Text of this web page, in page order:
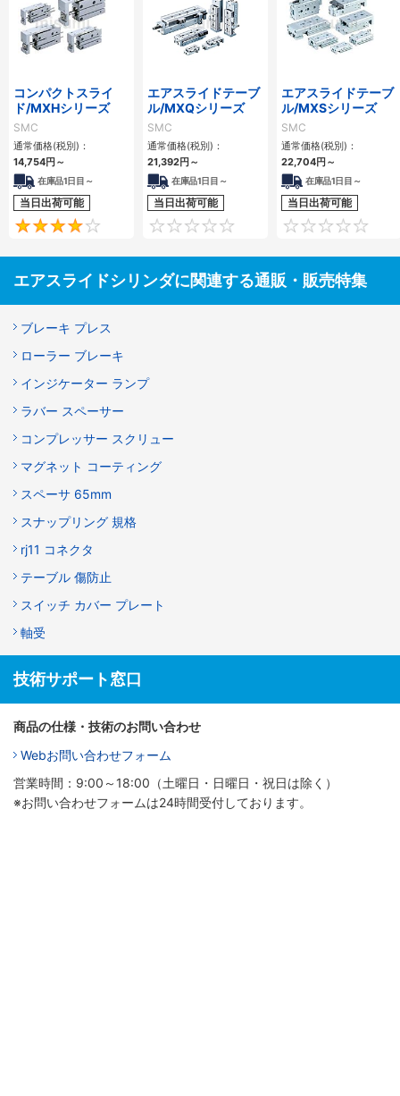
コンパクトスライ
ド/MXHシリーズ
SMC
通常価格(税別)：
14,754円 ～
在庫品1日目～
当日出荷可能
4
エアスライドテーブ
ル/MXQシリーズ
SMC
通常価格(税別)：
21,392円 ～
在庫品1日目～
当日出荷可能
0
エアスライドテーブ
ル/MXSシリーズ
SMC
通常価格(税別)：
22,704円 ～
在庫品1日目～
当日出荷可能
エアスライドシリンダに関連する通販・販売特集
ブレーキ プレス
ローラー ブレーキ
インジケーター ランプ
ラバー スペーサー
コンプレッサー スクリュー
マグネット コーティング
スペーサ 65mm
スナップリング 規格
rj11 コネクタ
テーブル 傷防止
スイッチ カバー プレート
軸受
技術サポート窓口
商品の仕様・技術のお問い合わせ
Webお問い合わせフォーム
営業時間：9:00～18:00（土曜日・日曜日・祝日は除く）
※お問い合わせフォームは24時間受付しております。